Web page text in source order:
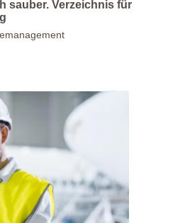
sauber. Verzeichnis für